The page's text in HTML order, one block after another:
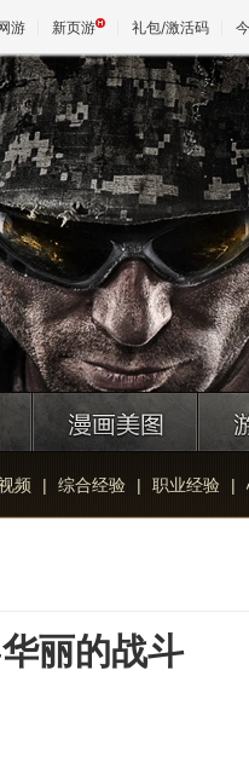
游 新页游 礼包/激活码
频 | 综合经验 | 职业经验 |
丽的战斗